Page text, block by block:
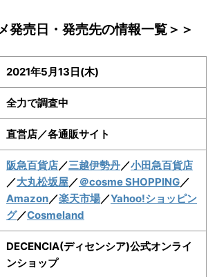
発売日・発売先の情報一覧＞＞
2021年5月13日(木)
全力で調査中
直営店／各通販サイト
阪急百貨店／三越伊勢丹／小田急百貨店
／大丸松坂屋／＠cosme SHOPPING／
Amazon／楽天市場／Yahoo!ショッピン
グ／Cosmeland
DECENCIA(ディセンシア)公式オンライ
ンショップ